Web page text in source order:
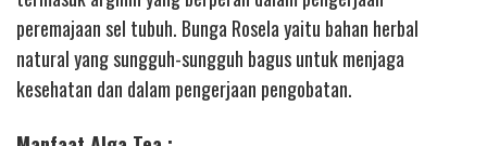
peremajaan sel tubuh. Bunga Rosela yaitu bahan herbal
natural yang sungguh-sungguh bagus untuk menjaga
kesehatan dan dalam pengerjaan pengobatan.